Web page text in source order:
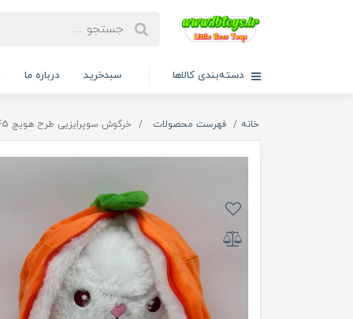
دسته‌بندی کالاها سبدخرید درباره ما
خانه فهرست محصولات خرگوش سوپرایزيی طرح هویج 45سانت کد 1208/3